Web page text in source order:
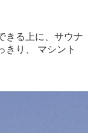
きる上に、サウナ
きり、 マシント